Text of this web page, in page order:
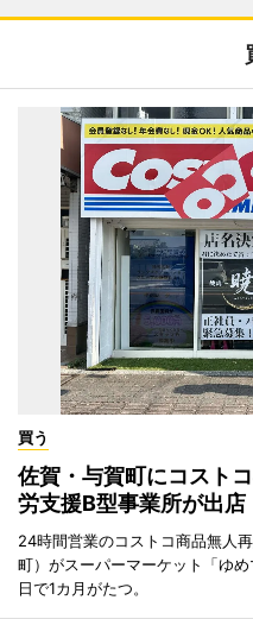
買う
佐賀・与賀町にコスト
労支援B型事業所が出店
24時間営業のコストコ商品無人
町）がスーパーマーケット「ゆ
日で1カ月がたつ。